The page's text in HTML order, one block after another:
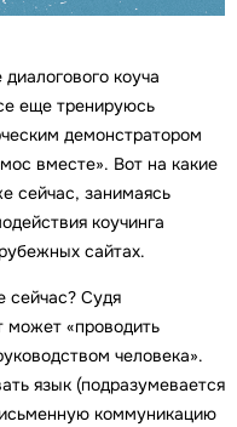
коуча
еще тренируюсь
демонстратором
вместе». Вот на какие
сейчас, занимаясь
коучинга
сайтах.
сейчас? Судя
может «проводить
человека».
язык (подразумевается
коммуникацию